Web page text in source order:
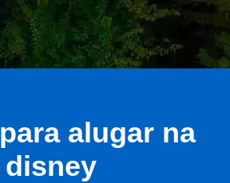
alugar na
disney